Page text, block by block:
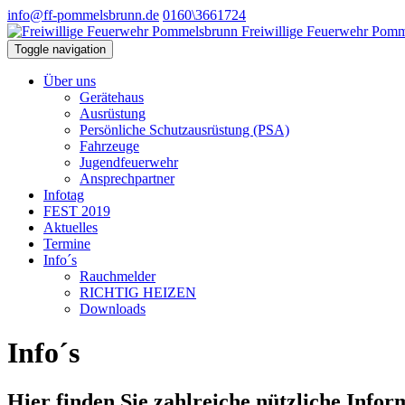
info@ff-pommelsbrunn.de 0160\3661724
Freiwillige Feuerwehr
Toggle navigation
Über uns
Gerätehaus
Ausrüstung
Persönliche Schutzausrüstung (PSA)
Fahrzeuge
Jugendfeuerwehr
Ansprechpartner
Infotag
FEST 2019
Aktuelles
Termine
Info´s
Rauchmelder
RICHTIG HEIZEN
Downloads
Info´s